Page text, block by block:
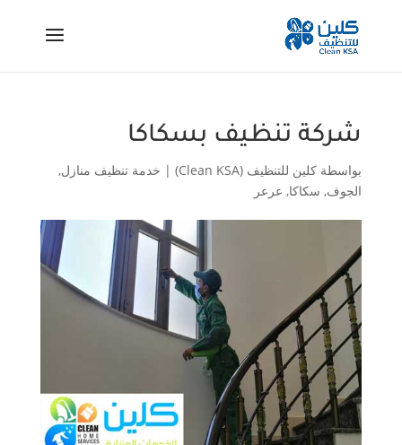
شركة تنظيف بسكاكا
بواسطة كلين للتنظيف (Clean KSA) | خدمة تنظيف منازل,
الجوف, سكاكا, عرعر